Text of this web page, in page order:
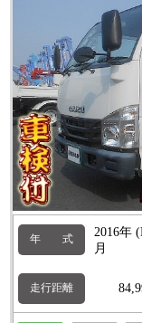
年 式
2016年
月
走行距離